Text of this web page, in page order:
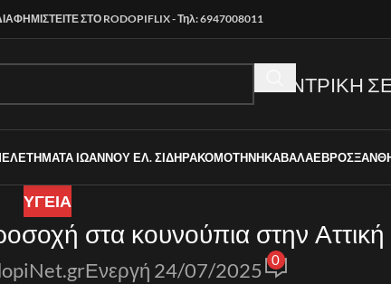
ΣΤΟ RODOPIFLIX - Τηλ: 6947008011
ΚΕΝΤΡΙΚΗ
ΙΩΑΝΝΟΥ ΕΛ. ΣΙΔΗΡΑΚΟΜΟΤΗΝΗΚΑΒΑΛΑΕΒΡΟΣ
ΥΓΕΙΑ
στα κουνούπια στην Αττική
Ενεργή 24/07/2025 0